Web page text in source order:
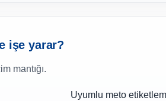
işe yarar?
mantığı.
Uyumlu meto